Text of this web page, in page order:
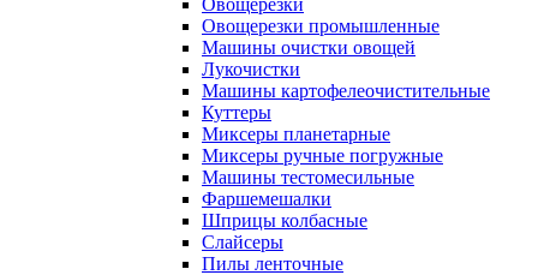
Овощерезки
Овощерезки промышленные
Машины очистки овощей
Лукочистки
Машины картофелеочистительные
Куттеры
Миксеры планетарные
Миксеры ручные погружные
Машины тестомесильные
Фаршемешалки
Шприцы колбасные
Слайсеры
Пилы ленточные